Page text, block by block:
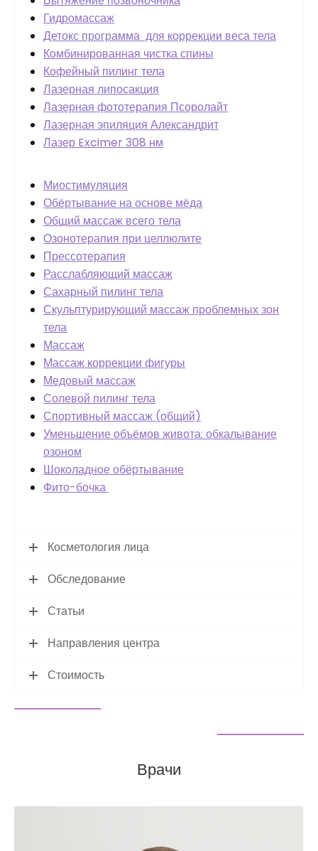
Гидромассаж
Детокс программа для коррекции веса тела
Комбинированная чистка спины
Кофейный пилинг тела
Лазерная липосакция
Лазерная фототерапия Псоролайт
Лазерная эпиляция Александрит
Лазер Excimer 308 нм
Миостимуляция
Обёртывание на основе мёда
Общий массаж всего тела
Озонотерапия при целлюлите
Прессотерапия
Расслабляющий массаж
Сахарный пилинг тела
Скульптурирующий массаж проблемных зон
тела
Массаж
Массаж коррекции фигуры
Медовый массаж
Солевой пилинг тела
Спортивный массаж (общий)
Уменьшение объёмов живота: обкалывание
озоном
Шоколадное обёртывание
Фито-бочка
Косметология лица
Обследование
Статьи
Направления центра
Стоимость
Врачи